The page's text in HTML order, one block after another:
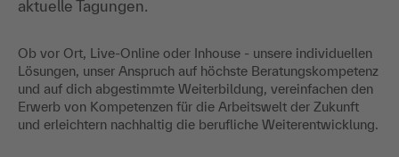
aktuelle Tagungen.
Ob vor Ort, Live-Online oder Inhouse - unsere individuellen
Lösungen, unser Anspruch auf höchste Beratungskompetenz
und auf dich abgestimmte Weiterbildung, vereinfachen den
Erwerb von Kompetenzen für die Arbeitswelt der Zukunft
und erleichtern nachhaltig die berufliche Weiterentwicklung.